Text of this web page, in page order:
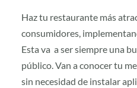
Haz tu restaurante más
consumidores,
Esta va a ser siempre una
público. Van a conocer tu
sin necesidad de instalar